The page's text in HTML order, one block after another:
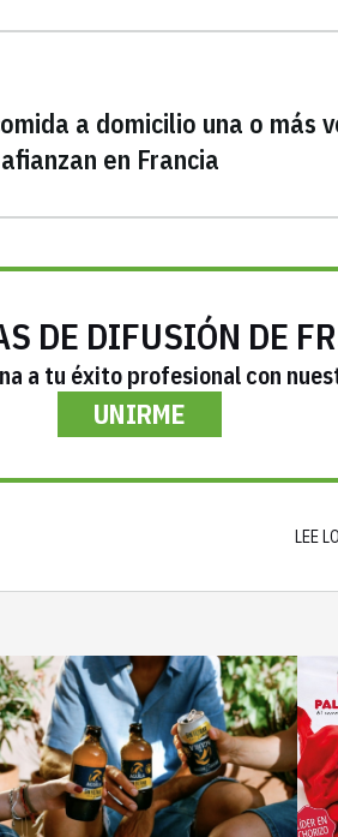
a domicilio una o más
en Francia
DE DIFUSIÓN DE
a tu éxito profesional con
UNIRME
LEE